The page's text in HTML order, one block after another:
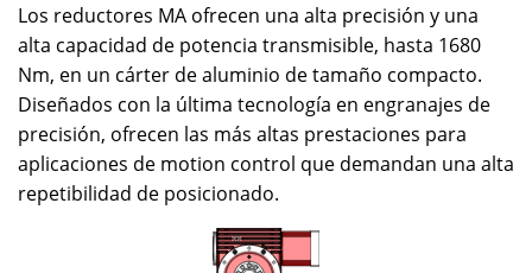
Los reductores MA ofrecen una alta precisión y una
alta capacidad de potencia transmisible, hasta 1680
Nm, en un cárter de aluminio de tamaño compacto.
Diseñados con la última tecnología en engranajes de
precisión, ofrecen las más altas prestaciones para
aplicaciones de motion control que demandan una alta
repetibilidad de posicionado.